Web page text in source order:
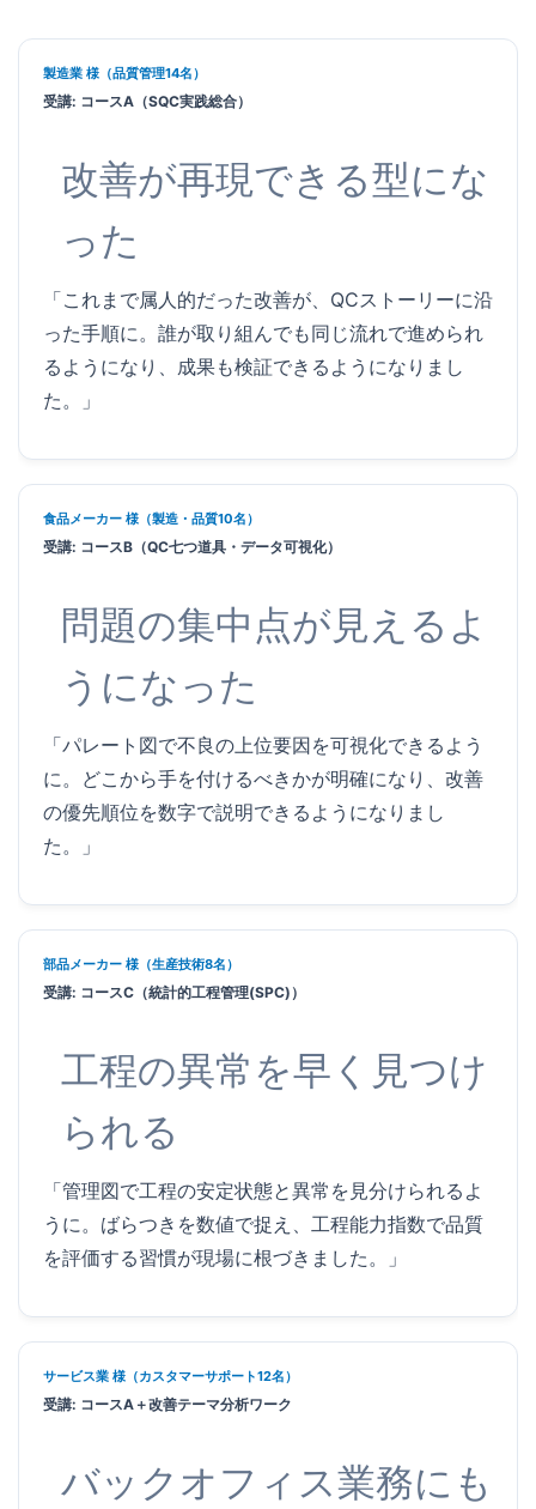
製造業 様（品質管理14名）
受講: コースA（SQC実践総合）
改善が再現できる型にな
った
「これまで属人的だった改善が、QCストーリーに沿
った手順に。誰が取り組んでも同じ流れで進められ
るようになり、成果も検証できるようになりまし
た。」
食品メーカー 様（製造・品質10名）
受講: コースB（QC七つ道具・データ可視化）
問題の集中点が見えるよ
うになった
「パレート図で不良の上位要因を可視化できるよう
に。どこから手を付けるべきかが明確になり、改善
の優先順位を数字で説明できるようになりまし
た。」
部品メーカー 様（生産技術8名）
受講: コースC（統計的工程管理(SPC)）
工程の異常を早く見つけ
られる
「管理図で工程の安定状態と異常を見分けられるよ
うに。ばらつきを数値で捉え、工程能力指数で品質
を評価する習慣が現場に根づきました。」
サービス業 様（カスタマーサポート12名）
受講: コースA＋改善テーマ分析ワーク
バックオフィス業務にも